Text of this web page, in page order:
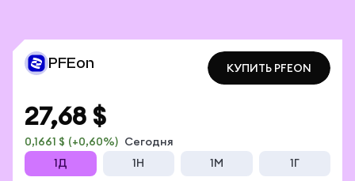
PFEon КУПИТЬ PFEON
27,68 $
0,1661 $ (+0,60%)
Сегодня
1Д
1Н 1М 1Г